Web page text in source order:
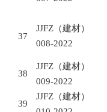
37
JJFZ （建材）
008-2022
38
JJFZ （建材）
009-2022
39
JJFZ （建材）